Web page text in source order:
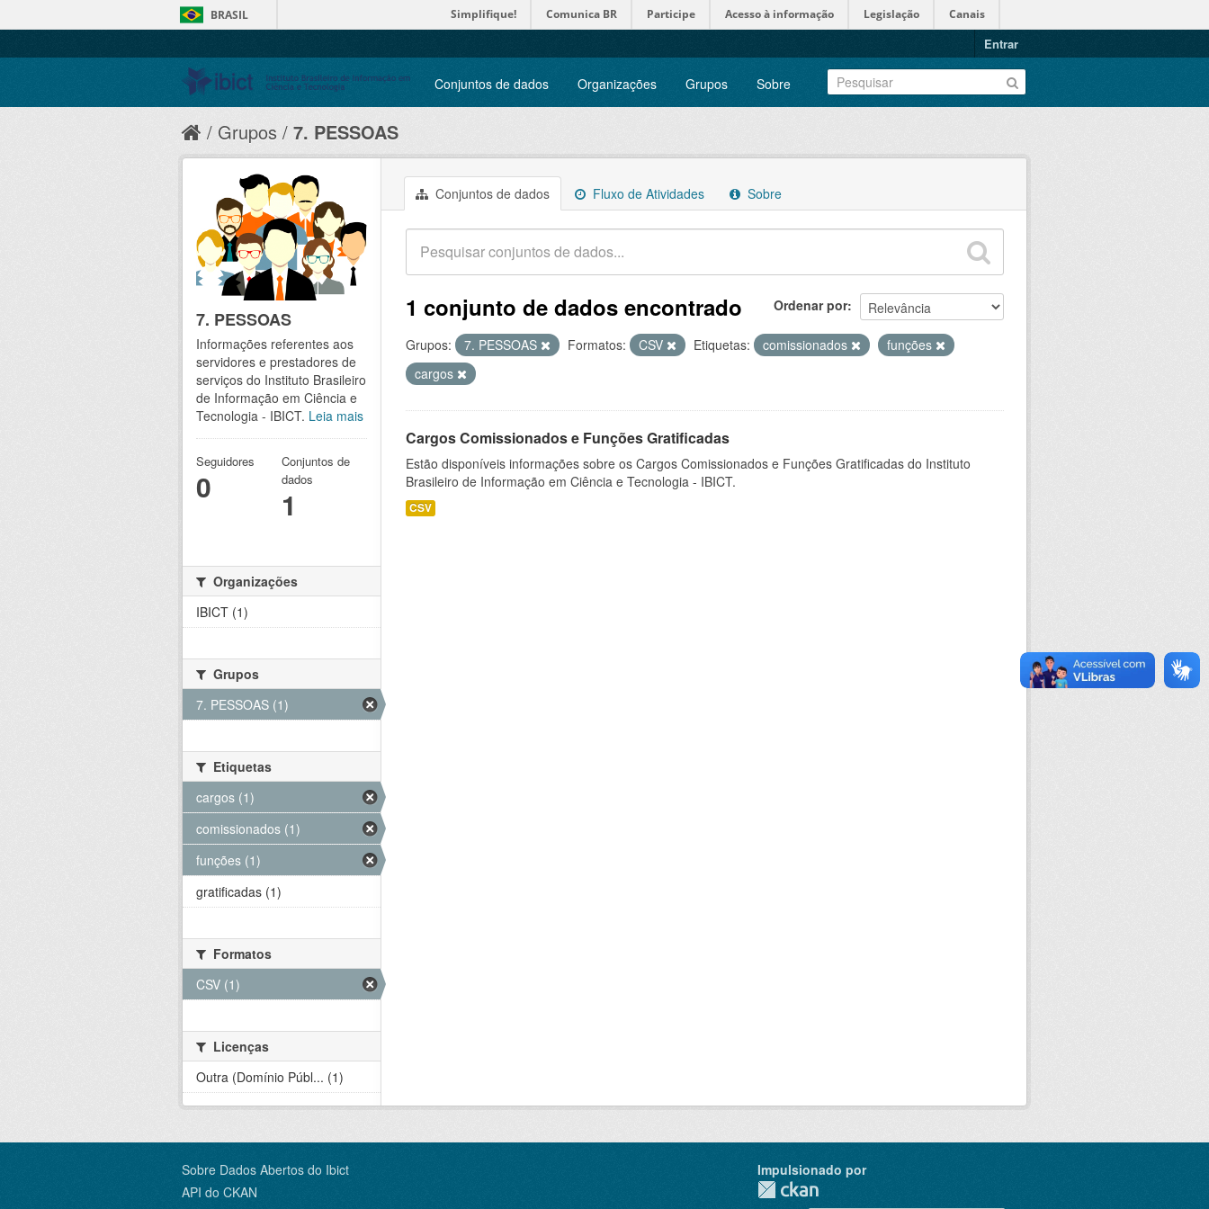
BRASIL Simplifique! Comunica BR Participe Acesso à informação Legislação Canais
Entrar
Conjuntos de dados Organizações Grupos Sobre
Grupos 7. PESSOAS
Conjuntos de dados Fluxo de Atividades Sobre
Ordenar por
1 conjunto de dados encontrado
Grupos: 7. PESSOAS Formatos: CSV Etiquetas: comissionados
funções
cargos
Cargos Comissionados e Funções Gratificadas
Estão disponíveis informações sobre os Cargos Comissionados e Funções Gratificadas do Instituto
Brasileiro de Informação em Ciência e Tecnologia - IBICT.
CSV
7. PESSOAS
Informações referentes aos
servidores e prestadores de
serviços do Instituto Brasileiro
de Informação em Ciência e
Tecnologia - IBICT. Leia mais
Seguidores
0
Conjuntos de
dados
1
Organizações
IBICT (1)
Grupos
7. PESSOAS (1)
Etiquetas
cargos (1)
comissionados (1)
funções (1)
gratificadas (1)
Formatos
CSV (1)
Licenças
Outra (Domínio Públ... (1)
Sobre Dados Abertos do Ibict
API do CKAN
Impulsionado por